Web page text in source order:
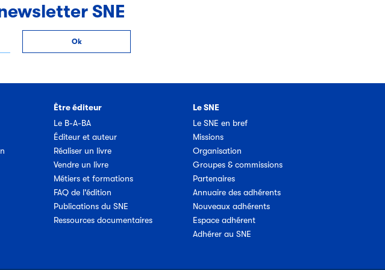
SNE
Être éditeur
Le B-A-BA
Éditeur et auteur
Réaliser un livre
Vendre un livre
Métiers et formations
FAQ de l'édition
Publications du SNE
Ressources documentaires
Le SNE
Le SNE en bref
Missions
Organisation
Groupes & commissions
Partenaires
Annuaire des adhérents
Nouveaux adhérents
Espace adhérent
Adhérer au SNE